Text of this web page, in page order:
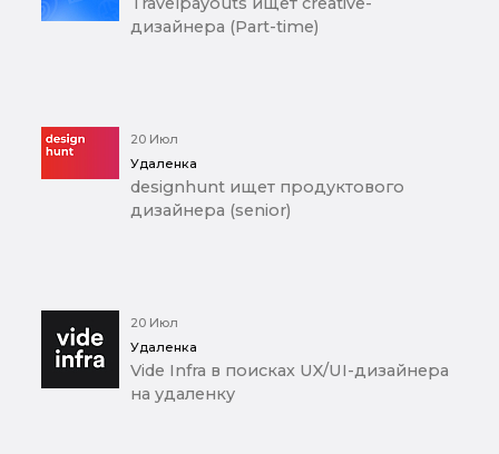
дизайнера (Part-time)
20 Июл
Удаленка
designhunt ищет продуктового
дизайнера (senior)
20 Июл
Удаленка
Vide Infra в поисках UX/UI-дизайнера
на удаленку